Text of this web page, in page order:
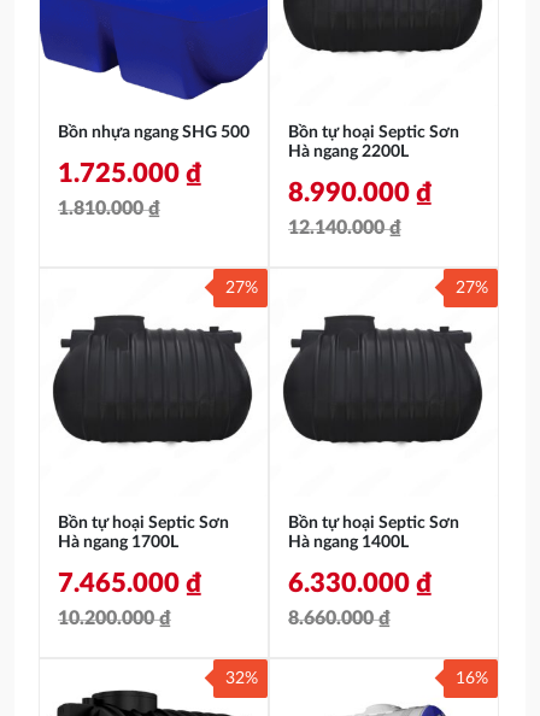
3.100.000 ₫.
Bồn nhựa ngang SHG 500
1.810.000₫
1.810.000 ₫.
1.725.000 ₫
là:
Bồn tự hoại Septic Sơn
Hà ngang 2200L
12.140.000₫
là:
12.140.000 ₫.
8.990.000 ₫
tại
là:
8.990.000 ₫.
Bồn tự hoại Septic Sơn
Hà ngang 1700L
10.200.000₫
gốc
7.465.000 ₫
hiện
27%
Bồn tự hoại Septic Sơn
Hà ngang 1400L
8.660.000₫
6.330.000 ₫
27%
32% 16%